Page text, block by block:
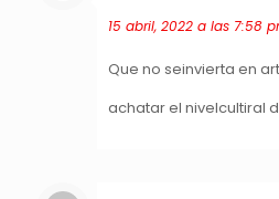
15 abril, 2022 a las 7:58
Que no seinvierta en
achatar el nivelcultiral